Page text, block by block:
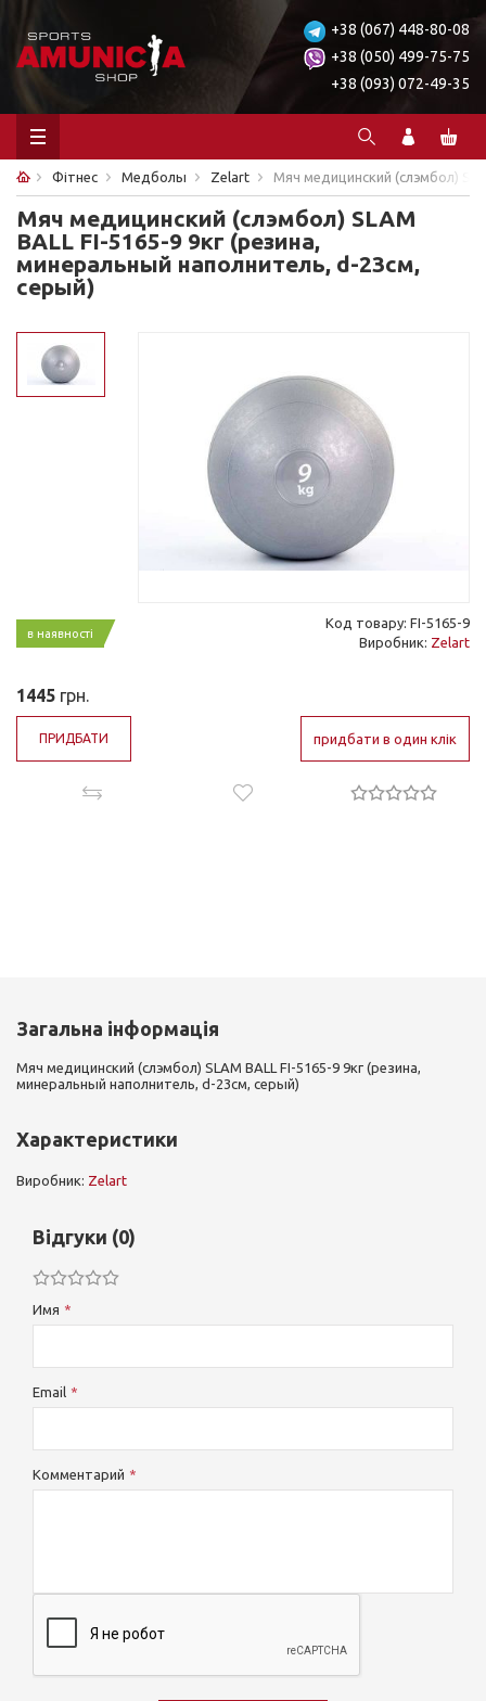
+38 (067) 448-80-08
+38 (050) 499-75-75
+38 (093) 072-49-35
Фітнес Медболы Zelart Мяч медицинский (слэмбол)
Мяч медицинский (слэмбол) SLAM
BALL FI-5165-9 9кг (резина,
минеральный наполнитель, d-23см,
серый)
в наявності
Код товару: FI-5165-9
Виробник: Zelart
1445 грн.
ПРИДБАТИ придбати в один клік
Загальна інформація
Мяч медицинский (слэмбол) SLAM BALL FI-5165-9 9кг (резина,
минеральный наполнитель, d-23см, серый)
Характеристики
Виробник: Zelart
Відгуки (0)
Имя
Email
Комментарий